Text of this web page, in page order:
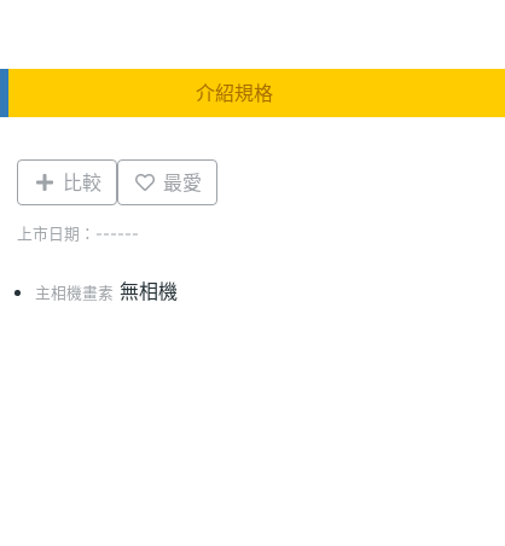
介紹規格
比較 最愛
上市日期：------
主相機畫素 無相機